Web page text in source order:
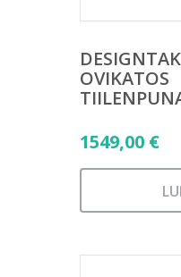
OVIKATOS
1549,00 €